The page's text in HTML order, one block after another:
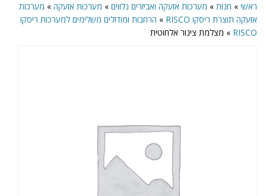
ראשי » חנות » מערכות אזעקה ואביזרים נלווים » מערכות אזעקה » מערכות
אזעקה תוצרת ריסקו RISCO
» הרחבות ומודולים משלימים למערכות ריסקו
RISCO
» מצלמת צינור אלחוטית